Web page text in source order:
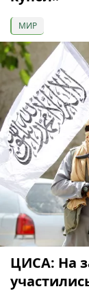
МИР
ЦИСА: На